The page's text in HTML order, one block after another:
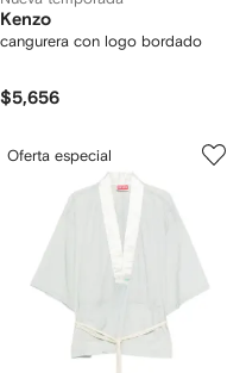
Kenzo
cangurera con logo bordado
$5,656
Oferta especial